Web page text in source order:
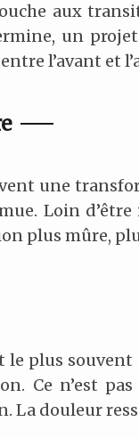
aux
un
l’avant et
une
Loin
plus mûre,
le plus
Ce n’est pas
La douleur